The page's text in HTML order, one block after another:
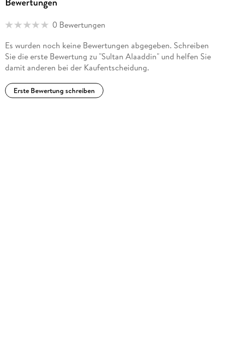
0 Bewertungen
Es wurden noch keine Bewertungen abgegeben. Schreiben
Sie die erste Bewertung zu "Sultan Alaaddin" und helfen Sie
damit anderen bei der Kaufentscheidung.
Erste Bewertung schreiben